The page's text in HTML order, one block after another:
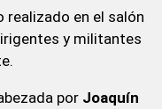
realizado en el salón
y militantes
por Joaquín